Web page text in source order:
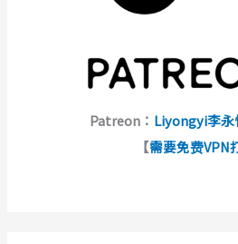
Patreon： Liyongyi李永
【需要免费VPN